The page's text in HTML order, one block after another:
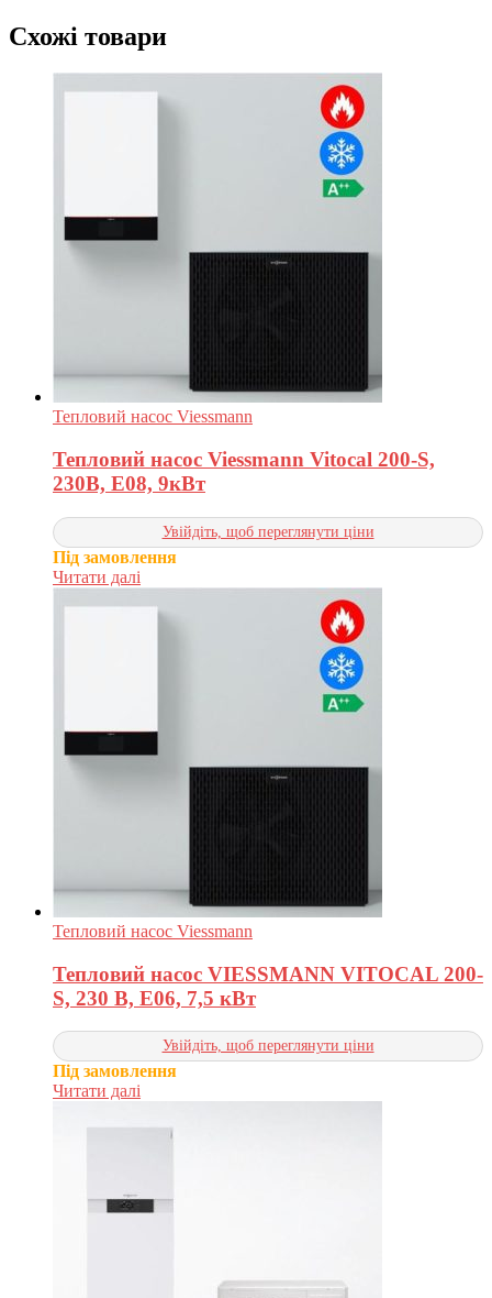
Схожі товари
Тепловий насос Viessmann
Тепловий насос Viessmann Vitocal 200-S,
230В, E08, 9кВт
Увійдіть, щоб переглянути ціни
Під замовлення
Читати далі
Тепловий насос Viessmann
Тепловий насос VIESSMANN VITOCAL 200-
S, 230 В, E06, 7,5 кВт
Увійдіть, щоб переглянути ціни
Під замовлення
Читати далі